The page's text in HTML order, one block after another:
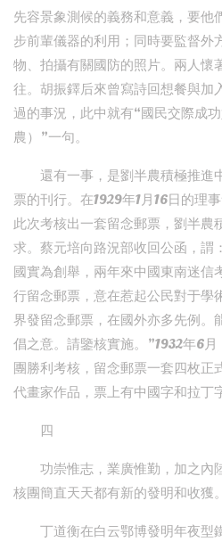
先容景象測候的義務和意義，要他
步前輩儀器的利用；同時要監督外
物、拍攝有關國防的照片。兩人懷
往。胡振鐸后來曾寫詩回想餐與加
過的事況，此中就有“國民交際成
農）”一句。
還有一事，是劉半農積極推進
票的刊行。在1929年1月16日的理
此次考核出一套留念郵票，劉半農
求。蔡元培向路況部收回公函，謂
國實為創舉，兩年來中國東南迷信
行留念郵票，意在惹起公民對于學
界發留念郵票，在國外亦多先例。
倡之意。請鑒核實施。”1932年6
團勝利考核，留念郵票一套四枚正
代畫家作品，票上有中國字和拉丁
四
功崇惟志，業廣惟勤，加之內
核團簡直天天都有新的發明和收獲。
丁道衡在白云鄂博發明年夜型